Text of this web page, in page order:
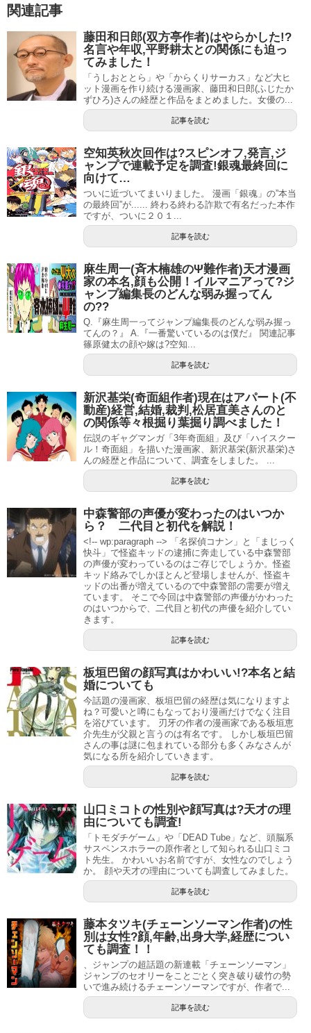
ジーザス（作画：藤原芳秀、週刊少年サンデー、小学
館）
ホタルロード
（作画：西沢一岐）
サムライスピリッツ -魔界武芸帖-（作画：三好雄己、週
刊少年サンデー増刊号、小学館）
バーチャファイター
（作画：藤原芳秀、小学館）
ARMS（著者：皆川亮二、原案協力、週刊少年サンデ
ー、小学館）
Dr.トゥモロウ（作画：藤原芳秀、週刊少年サンデー、小
学館）
闇のイージス
（作画：藤原芳秀、週刊ヤングサンデー、
/ 七月はシナリオ・取材の一部を担当）
ロボットボーイズ（作画：上川敦志、週刊少年サンデ
ー、小学館）
8マン インフィニティ （ルーツ：平井和正&桑田二郎 / 作
画：鷹氏隆之 / メカデザイン：永田太、月刊マガジンZ、
BUGS -捕食者たちの夏-（ 作画：藤原芳秀、週刊ヤング
サンデー、小学館）
暁のイージス （作画：藤原芳秀、週刊ヤングサンデー –
YSスペシャル、小学館）※「闇のイージス」第2部にし
て完結編
ファイアーエムブレム 紋章の謎（作画：克・亜樹、週刊
VOID（ヴォイド）（HXL作品、漫画：李成圭、VOIDデ
ザイン：福地仁、月刊マガジンZ、ヒーロークロスライ
ン、講談社）
JESUS 砂塵航路（作画：藤原芳秀、モバMAN、小学
館）※「ジーザス」の続編
牙の旅商人 〜The Arms Peddler〜（作画：梟、ヤング
ガンガン、スクウェア・エニックス）
ポケットモンスターB・W グッドパートナーズ（作画：
険持ちよ、小学三年生、小学館）
AREA D 異能領域（作画：梁慶一、週刊少年サンデー、
小学館）
BUGS LAND 〜箱船のトリトン〜（作画：藤原芳秀、モ
バMAN、小学館）※「BUGS -捕食者たちの夏-」の続編
幻魔大戦 Rebirth（原作：平井和正&石ノ森章太郎 /漫
画：早瀬マサト･石森プロ、クラブサンデー、サンデー
うぇぶり、小学館/七月は脚本を担当）
パッと数えてみたところ、その数なんと２０作品！！！
前代未聞すぎてどの作品を紹介してよいか全く見当がつき
ません（ ＾ω＾）・・・
ちなみに七月鏡一先生の別名義『文月剣太郎』の作品を入
れると２２作品になります。
スポンサーリンク
関連記事
藤田和日郎(双方亭作者)はやらかした!?
名言や年収,平野耕太との関係にも迫っ
てみました！
「うしおととら」や「からくりサーカス」など大ヒ
ット漫画を作り続ける漫画家、藤田和日郎(ふじたか
ずひろ)さんの経歴と作品をまとめました。女優の...
記事を読む
空知英秋次回作は?スピンオフ,発言,ジ
ャンプで連載予定を調査!銀魂最終回に
向けて…
ついに近づいてまいりました。 漫画「銀魂」の”本当
の最終回”が...... 終わる終わる詐欺で有名だった本作
ですが、ついに２０１...
記事を読む
麻生周一(斉木楠雄のΨ難作者)天才漫画
家の本名,顔も公開！イルマニアって?ジ
ャンプ編集長のどんな弱み握ってん
の??
Q.『麻生周一ってジャンプ編集長のどんな弱み握っ
てんの？』 A.『一番驚いているのは僕だ』 関連記事
篠原健太の顔や嫁は?空知...
記事を読む
新沢基栄(奇面組作者)現在はアパート(不
動産)経営,結婚,裁判,松居直美さんのと
の関係等々根掘り葉掘り調べました！
伝説のギャグマンガ「3年奇面組」及び「ハイスクー
ル！奇面組」を描いた漫画家、新沢基栄(新沢基栄)さ
んの経歴と作品について、調査をしました。 ...
記事を読む
中森警部の声優が変わったのはいつか
ら？ 二代目と初代を解説！
<!-- wp:paragraph --> 「名探偵コナン」と「まじっく
快斗」で怪盗キッドの逮捕に奔走している中森警部
の声優が変わっているのはご存じでしょうか。怪盗
キッド絡みでしかほとんど登場しませんが、怪盗キ
ッドの出番が増えているので中森警部の需要が増え
ています。 そこで今回は中森警部の声優がかわった
のはいつからで、二代目と初代の声優を紹介してい
きます。
記事を読む
板垣巴留の顔写真はかわいい!?本名と結
婚についても
今話題の漫画家、板垣巴留の経歴は気になりますよ
ね？可愛いと噂にもなっており漫画だけでなく注目
を浴びています。 刃牙の作者の漫画家である板垣恵
介先生が父親と言うのは有名です。 しかし板垣巴留
さんの事は謎に包まれている部分も多くみなさんが
気になる所を紹介していきます。
記事を読む
山口ミコトの性別や顔写真は?天才の理
由についても調査!
「トモダチゲーム」や「DEAD Tube」など、頭脳系
サスペンスホラーの原作者として知られる山口ミコ
ト先生。 かわいいお名前ですが、女性なのでしょう
か。 顔や天才の理由についても調査してみました。
記事を読む
藤本タツキ(チェーンソーマン作者)の性
別は女性?顔,年齢,出身大学,経歴につい
ても調査！！
、ジャンプの超話題の新連載「チェーンソーマン」
ジャンプのセオリーをことごとく突き破り破竹の勢
いで進み続けるチェーンソーマンですが、作者で...
記事を読む